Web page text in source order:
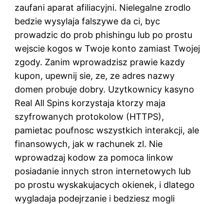
zaufani aparat afiliacyjni. Nielegalne zrodlo
bedzie wysylaja falszywe da ci, byc
prowadzic do prob phishingu lub po prostu
wejscie kogos w Twoje konto zamiast Twojej
zgody. Zanim wprowadzisz prawie kazdy
kupon, upewnij sie, ze, ze adres nazwy
domen probuje dobry. Uzytkownicy kasyno
Real All Spins korzystaja ktorzy maja
szyfrowanych protokolow (HTTPS),
pamietac poufnosc wszystkich interakcji, ale
finansowych, jak w rachunek zl. Nie
wprowadzaj kodow za pomoca linkow
posiadanie innych stron internetowych lub
po prostu wyskakujacych okienek, i dlatego
wygladaja podejrzanie i bedziesz mogli